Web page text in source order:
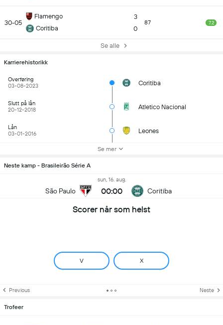
Neste kamp - Brasileirão Série A
São Paulo
sun, 16. aug.
00:00 Coritiba
Scorer når som helst
V X
Previous Neste
30-05
Flamengo
Coritiba
3
0
87 7.2
Se alle
Karrierehistorikk
Overføring
03-08-2023
Coritiba
Slutt på lån
20-12-2018
Atletico Nacional
Lån
03-01-2016
Leones
Se mer
Trofeer